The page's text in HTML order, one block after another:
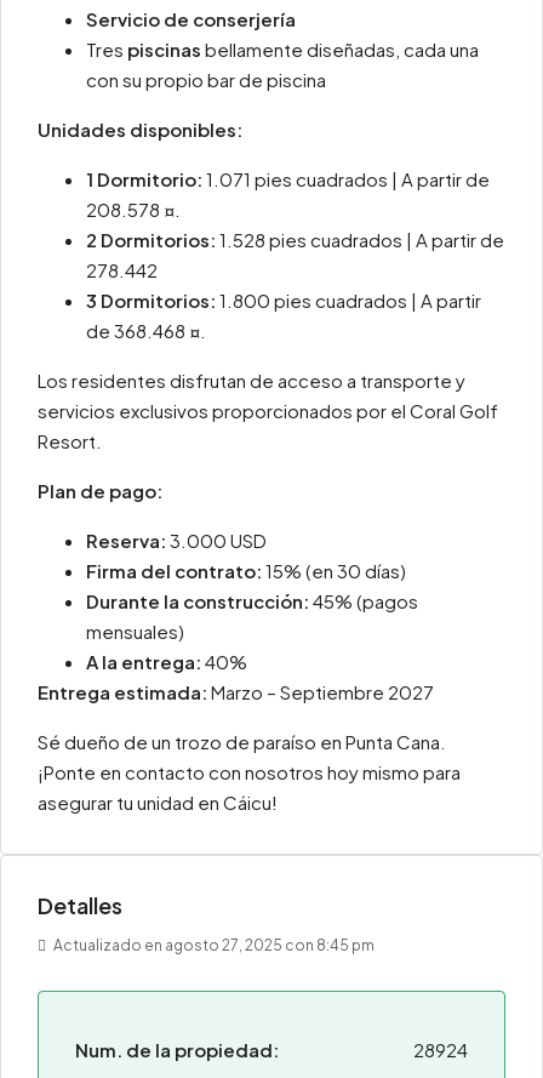
Servicio de conserjería
Tres piscinas bellamente diseñadas, cada una
con su propio bar de piscina
Unidades disponibles:
1 Dormitorio: 1.071 pies cuadrados | A partir de
208.578 ¤.
2 Dormitorios: 1.528 pies cuadrados | A partir de
278.442
3 Dormitorios: 1.800 pies cuadrados | A partir
de 368.468 ¤.
Los residentes disfrutan de acceso a transporte y
servicios exclusivos proporcionados por el Coral Golf
Resort.
Plan de pago:
Reserva: 3.000 USD
Firma del contrato: 15% (en 30 días)
Durante la construcción: 45% (pagos
mensuales)
A la entrega: 40%
Entrega estimada: Marzo – Septiembre 2027
Sé dueño de un trozo de paraíso en Punta Cana.
¡Ponte en contacto con nosotros hoy mismo para
asegurar tu unidad en Cáicu!
Detalles
Actualizado en agosto 27, 2025 con 8:45 pm
Num. de la propiedad:
28924